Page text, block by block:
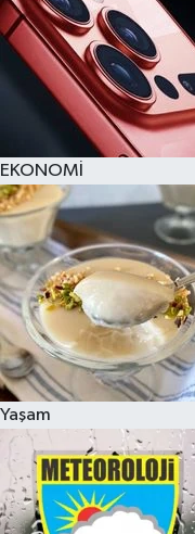
EKONOMİ
Yaşam
EKONOMİ
YAŞAM